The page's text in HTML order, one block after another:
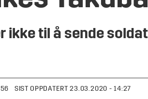
ikke til å sende
SIST OPPDATERT 23.03.2020 - 14:27